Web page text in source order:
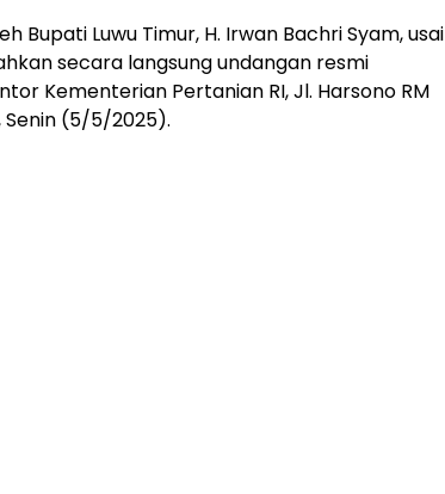
Bupati Luwu Timur, H. Irwan Bachri Syam, usai
secara langsung undangan resmi
Kementerian Pertanian RI, Jl. Harsono RM
Senin (5/5/2025).